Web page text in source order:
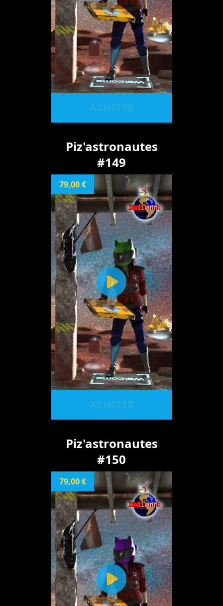
ACHETER
Piz'astronautes
#149
79,00 €
ACHETER
Piz'astronautes
#150
79,00 €